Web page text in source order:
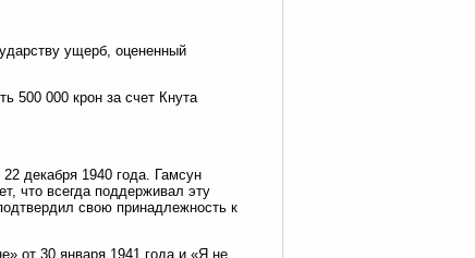
ущерб, оцененный
500 000 крон за счет Кнута
декабря 1940 года. Гамсун
что всегда поддерживал эту
свою принадлежность к
от 30 января 1941 года и «Я не